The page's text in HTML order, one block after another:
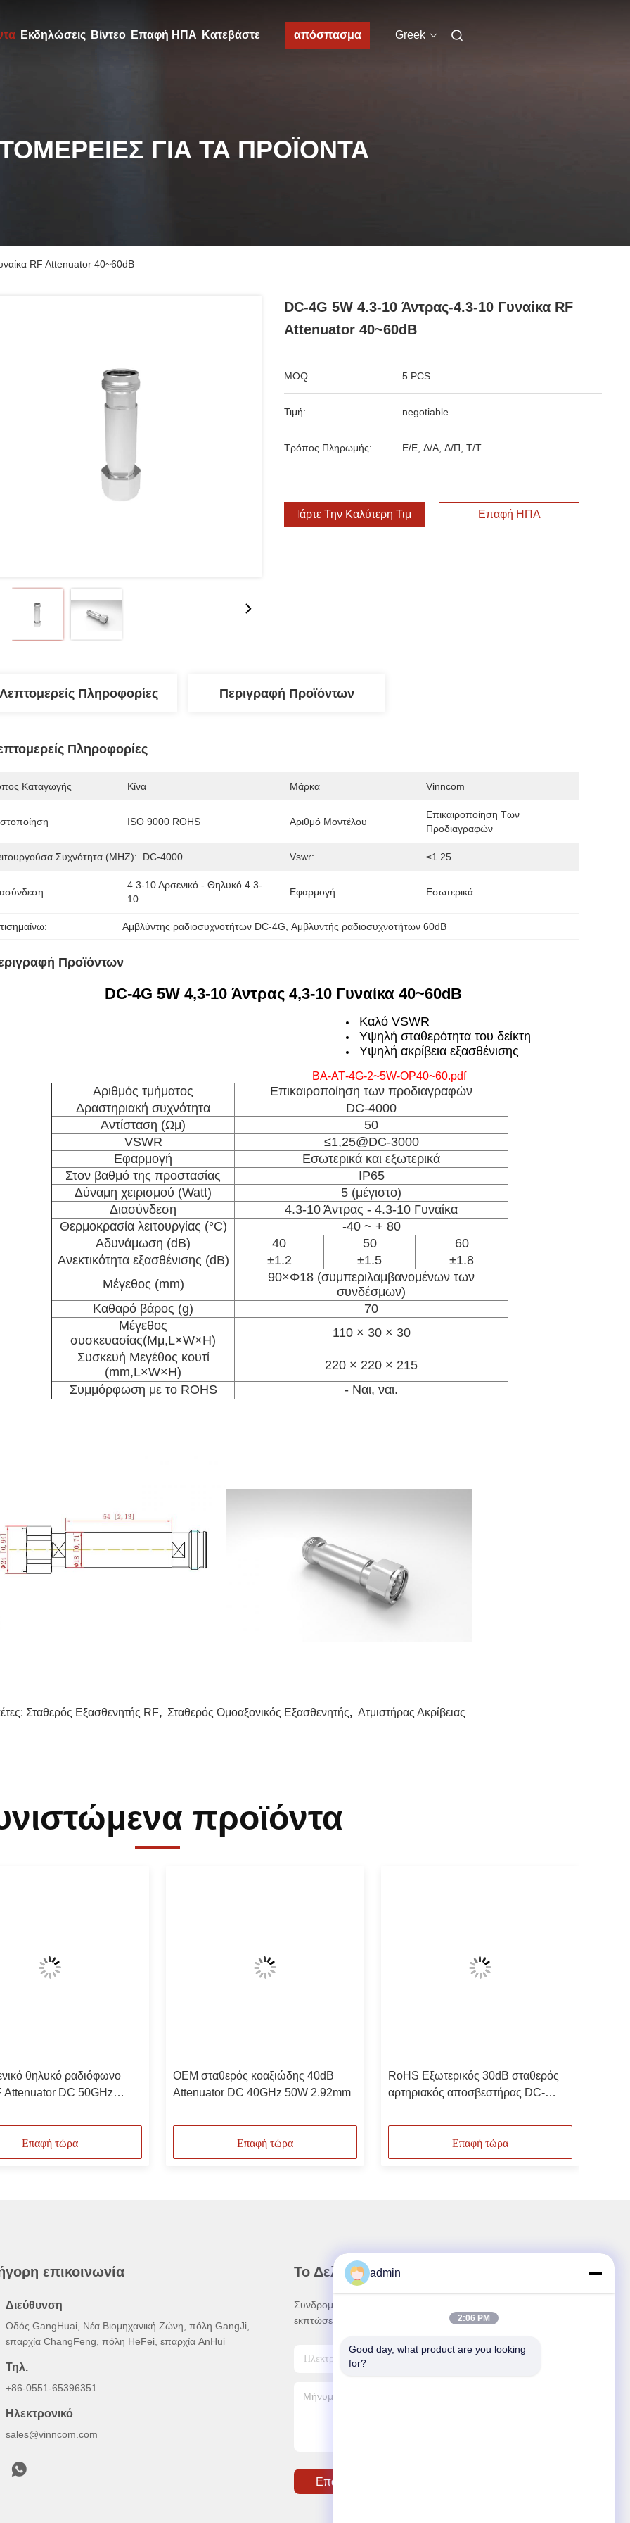
Εκδηλώσεις Βίντεο Επαφή ΗΠΑ Κατεβάστε απόσπασμα Greek
ΓΙΑ ΤΑ ΠΡΟΪΌΝΤΑ
RF Attenuator 40~60dB
DC-4G 5W 4.3-10 Άντρας-4.3-10 Γυναίκα RF
Attenuator 40~60dB
MOQ: 5 PCS
Τιμή: negotiable
Τρόπος Πληρωμής: Ε/Ε, Δ/Α, Δ/Π, Τ/Τ
Πάρτε Την Καλύτερη Τιμή Επαφή ΗΠΑ
Λεπτομερείς Πληροφορίες Περιγραφή Προϊόντων
Πληροφορίες
Καταγωγής Κίνα Μάρκα Vinncom
ISO 9000 ROHS Αριθμό Μοντέλου
Επικαιροποίηση Των
Προδιαγραφών
Συχνότητα (MHZ): DC-4000 Vswr: ≤1.25
4.3-10 Αρσενικό - Θηλυκό 4.3-
10
Εφαρμογή: Εσωτερικά
Αμβλύντης ραδιοσυχνοτήτων DC-4G , Αμβλυντής ραδιοσυχνοτήτων 60dB
Προϊόντων
DC-4G 5W 4,3-10 Άντρας 4,3-10 Γυναίκα 40~60dB
Καλό VSWR
Υψηλή σταθερότητα του δείκτη
Υψηλή ακρίβεια εξασθένισης
ΒΑ-ΑΤ-4G-2~5W-OP40~60.pdf
Αριθμός τμήματος
Επικαιροποίηση των προδιαγραφών
Δραστηριακή συχνότητα
DC-4000
Αντίσταση (Ωμ)
50
VSWR
≤1,25@DC-3000
Εφαρμογή
Εσωτερικά και εξωτερικά
Στον βαθμό της προστασίας
IP65
Δύναμη χειρισμού (Watt)
5 (μέγιστο)
Διασύνδεση
4.3-10 Άντρας - 4.3-10 Γυναίκα
Θερμοκρασία λειτουργίας (°C)
-40 ~ + 80
Αδυνάμωση (dB)
40 50
60
Ανεκτικότητα εξασθένισης (dB)
±1.2 ±1.5
±1.8
Μέγεθος (mm)
90×Φ18 (συμπεριλαμβανομένων των
συνδέσμων)
Καθαρό βάρος (g)
70
Μέγεθος
συσκευασίας(Μμ,L×W×H)
110 × 30 × 30
Συσκευή Μεγέθος κουτί
(mm,L×W×H)
220 × 220 × 215
Συμμόρφωση με το ROHS
- Ναι, ναι.
Σταθερός Εξασθενητής RF, Σταθερός Ομοαξονικός Εξασθενητής, Ατμιστήρας Ακρίβειας
προϊόντα
θηλυκό ραδιόφωνο
Attenuator DC 50GHz
Επαφή τώρα
OEM σταθερός κοαξιώδης 40dB
Attenuator DC 40GHz 50W 2.92mm
Επαφή τώρα
RoHS Εξωτερικός 30dB σταθερός
αρτηριακός αποσβεστήρας DC-
Επαφή τώρα
επικοινωνία
Διεύθυνση
Οδός GangHuai, Νέα Βιομηχανική Ζώνη, πόλη GangJi,
επαρχία ChangFeng, πόλη HeFei, επαρχία AnHui
Τηλ.
+86-0551-65396351
Ηλεκτρονικό
sales@vinncom.com
Το Δελτίο Ενημέρωσης
Συνδρομηθείτε στο ενημερωτικό μας δελτίο για
εκπτώσεις και πολλά άλλα.
Επαφή ΗΠΑ
admin
2:06 PM
Good day, what product are you looking
for?